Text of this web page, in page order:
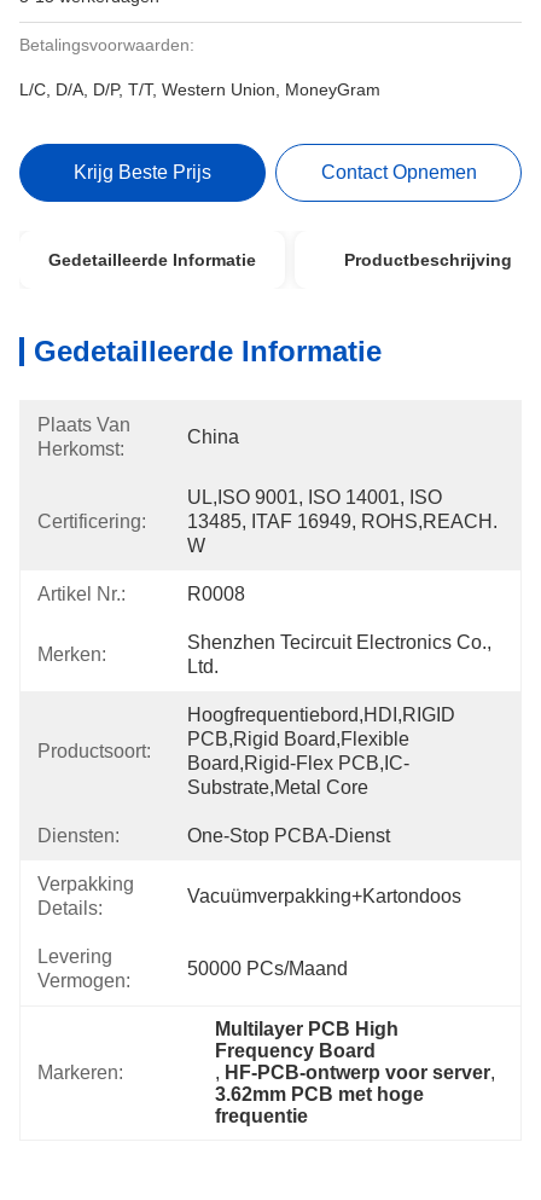
Betalingsvoorwaarden:
L/C, D/A, D/P, T/T, Western Union, MoneyGram
Krijg Beste Prijs Contact Opnemen
Gedetailleerde Informatie Productbeschrijving
Gedetailleerde Informatie
Plaats Van
Herkomst:
China
Certificering:
UL,ISO 9001, ISO 14001, ISO
13485, ITAF 16949, ROHS,REACH.
W
Artikel Nr.: R0008
Merken:
Shenzhen Tecircuit Electronics Co.,
Ltd.
Productsoort:
Hoogfrequentiebord,HDI,RIGID
PCB,Rigid Board,Flexible
Board,Rigid-Flex PCB,IC-
Substrate,Metal Core
Diensten: One-Stop PCBA-Dienst
Verpakking
Details:
Vacuümverpakking+kartondoos
Levering
Vermogen:
50000 PCs/maand
Markeren:
Multilayer PCB High
Frequency Board
, HF-PCB-ontwerp voor server,
3.62mm PCB met hoge
frequentie